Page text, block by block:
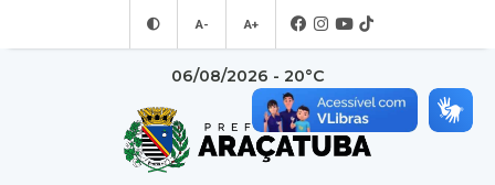
A- A+
06/08/2026 - 20°C